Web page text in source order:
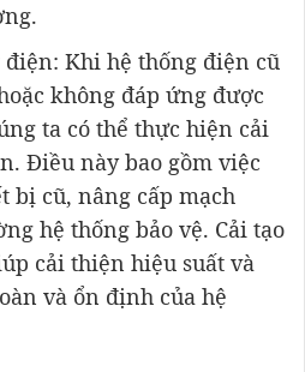
điện: Khi hệ thống điện cũ
không đáp ứng được
ta có thể thực hiện cải
Điều này bao gồm việc
bị cũ, nâng cấp mạch
hệ thống bảo vệ. Cải tạo
cải thiện hiệu suất và
và ổn định của hệ